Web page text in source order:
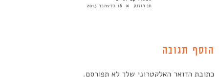
חן רוזנק 16 בדצמבר 2015
הוסף תגובה
כתובת הדואר האלקטרוני שלך לא תפורסם.